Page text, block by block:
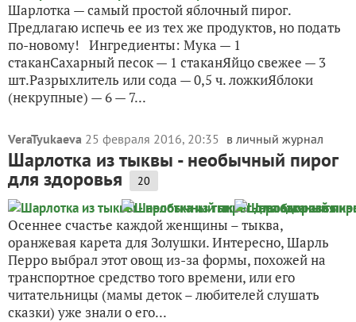
Шарлотка — самый простой яблочный пирог.
Предлагаю испечь ее из тех же продуктов, но подать
по-новому! Ингредиенты: Мука — 1
стаканСахарный песок — 1 стаканЯйцо свежее — 3
шт.Разрыхлитель или сода — 0,5 ч. ложкиЯблоки
(некрупные) — 6 — 7...
VeraTyukaeva 25 февраля 2016, 20:35 в личный журнал
Шарлотка из тыквы - необычный пирог
для здоровья 20
Осеннее счастье каждой женщины – тыква,
оранжевая карета для Золушки. Интересно, Шарль
Перро выбрал этот овощ из-за формы, похожей на
транспортное средство того времени, или его
читательницы (мамы деток – любителей слушать
сказки) уже знали о его...